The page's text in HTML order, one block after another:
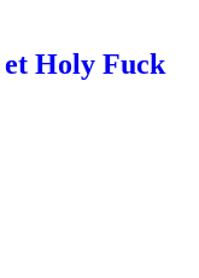
Holy Fuck